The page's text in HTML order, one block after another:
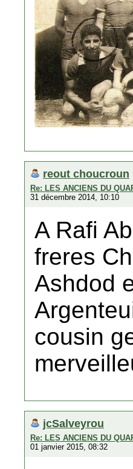
reout choucroun
Re: LES ANCIENS DU
31 décembre 2014, 10:10
A Rafi
freres
Ashdod
cousin
jcSalveyrou
Re: LES ANCIENS DU
01 janvier 2015, 08:32